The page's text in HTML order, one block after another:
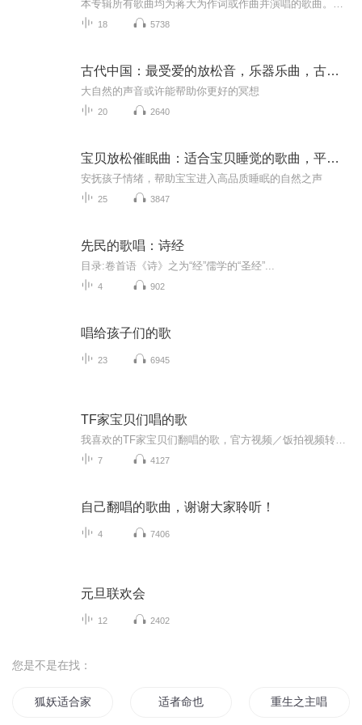
18 5738
古代中国：最受爱的放松音，乐器乐曲，古筝，大自然的歌曲，适合禅，冥想，休息时间的歌曲
大自然的声音或许能帮助你更好的冥想
20 2640
宝贝放松催眠曲：适合宝贝睡觉的歌曲，平暖大自然之音，深度放松
安抚孩子情绪，帮助宝宝进入高品质睡眠的自然之声
25 3847
先民的歌唱：诗经
目录:卷首语《诗》之为“经”儒学的“圣经”...
4 902
唱给孩子们的歌
23 6945
TF家宝贝们唱的歌
7 4127
自己翻唱的歌曲，谢谢大家聆听！
4 7406
元旦联欢会
12 2402
您是不是在找：
狐妖适合家养 适者命也 重生之主唱